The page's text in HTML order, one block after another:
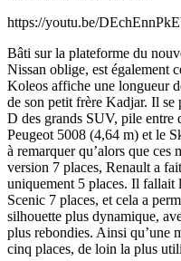
https://youtu.be/
Bâti sur la plateforme du
Nissan oblige, est également
Koleos affiche une longueur
de son petit frère Kadjar. Il
D des grands SUV, pile entre
Peugeot 5008 (4,64 m) et le
à remarquer qu’alors que ces
version 7 places, Renault a
uniquement 5 places. Il fallait
Scenic 7 places, et cela a
silhouette plus dynamique,
plus rebondies. Ainsi qu’une
cinq places, de loin la plus